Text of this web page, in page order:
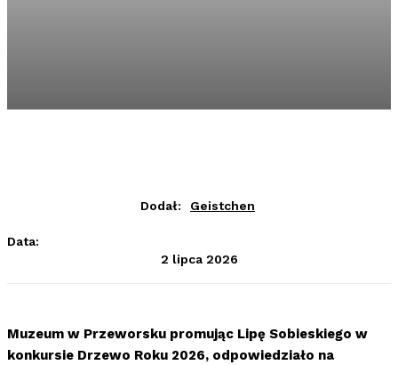
Dodał: Geistchen
Data:
2 lipca 2026
Muzeum w Przeworsku promując Lipę Sobieskiego w
konkursie Drzewo Roku 2026, odpowiedziało na